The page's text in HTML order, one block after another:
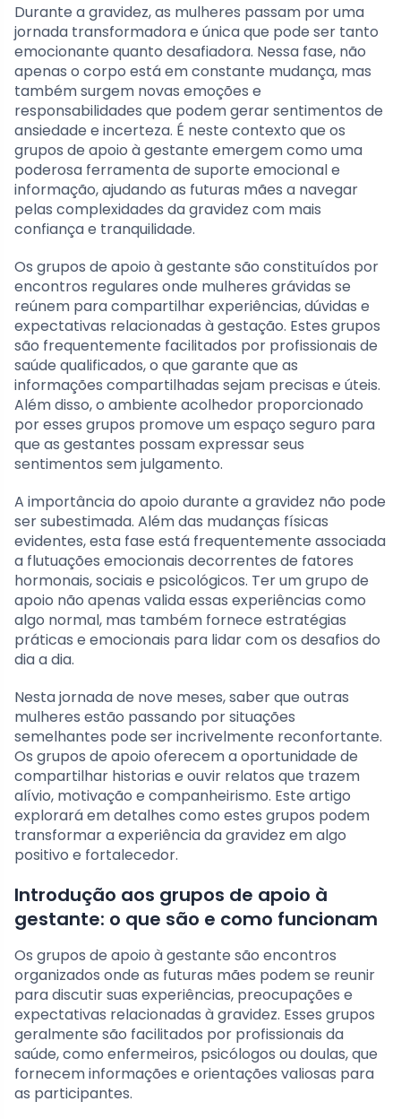
Durante a gravidez, as mulheres passam por uma
jornada transformadora e única que pode ser tanto
emocionante quanto desafiadora. Nessa fase, não
apenas o corpo está em constante mudança, mas
também surgem novas emoções e
responsabilidades que podem gerar sentimentos de
ansiedade e incerteza. É neste contexto que os
grupos de apoio à gestante emergem como uma
poderosa ferramenta de suporte emocional e
informação, ajudando as futuras mães a navegar
pelas complexidades da gravidez com mais
confiança e tranquilidade.
Os grupos de apoio à gestante são constituídos por
encontros regulares onde mulheres grávidas se
reúnem para compartilhar experiências, dúvidas e
expectativas relacionadas à gestação. Estes grupos
são frequentemente facilitados por profissionais de
saúde qualificados, o que garante que as
informações compartilhadas sejam precisas e úteis.
Além disso, o ambiente acolhedor proporcionado
por esses grupos promove um espaço seguro para
que as gestantes possam expressar seus
sentimentos sem julgamento.
A importância do apoio durante a gravidez não pode
ser subestimada. Além das mudanças físicas
evidentes, esta fase está frequentemente associada
a flutuações emocionais decorrentes de fatores
hormonais, sociais e psicológicos. Ter um grupo de
apoio não apenas valida essas experiências como
algo normal, mas também fornece estratégias
práticas e emocionais para lidar com os desafios do
dia a dia.
Nesta jornada de nove meses, saber que outras
mulheres estão passando por situações
semelhantes pode ser incrivelmente reconfortante.
Os grupos de apoio oferecem a oportunidade de
compartilhar historias e ouvir relatos que trazem
alívio, motivação e companheirismo. Este artigo
explorará em detalhes como estes grupos podem
transformar a experiência da gravidez em algo
positivo e fortalecedor.
Introdução aos grupos de apoio à
gestante: o que são e como funcionam
Os grupos de apoio à gestante são encontros
organizados onde as futuras mães podem se reunir
para discutir suas experiências, preocupações e
expectativas relacionadas à gravidez. Esses grupos
geralmente são facilitados por profissionais da
saúde, como enfermeiros, psicólogos ou doulas, que
fornecem informações e orientações valiosas para
as participantes.